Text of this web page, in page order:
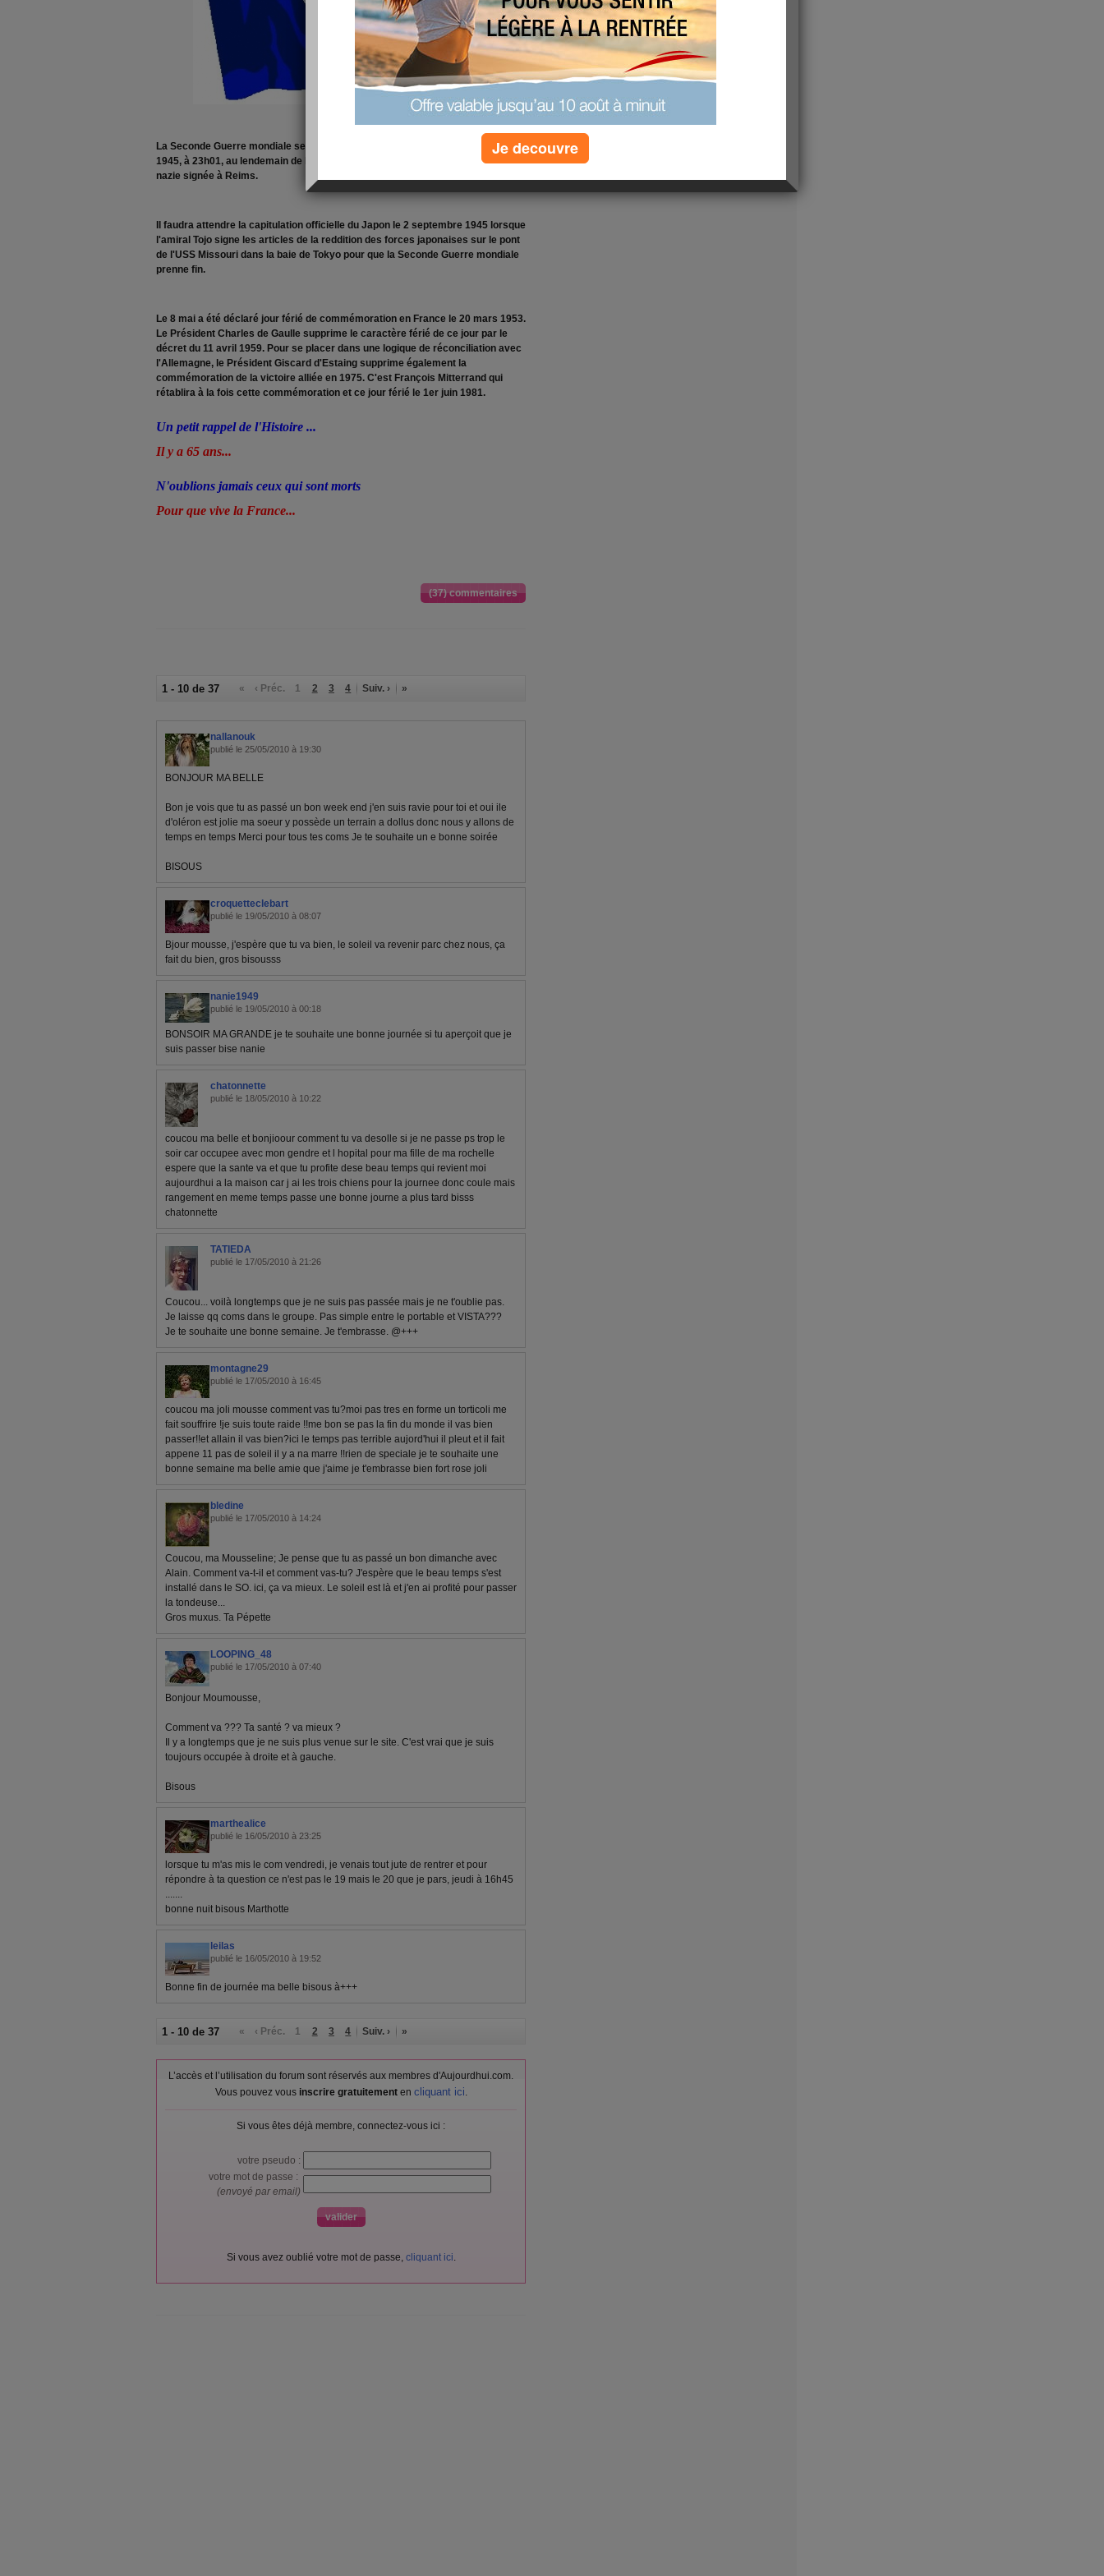
La Seconde Guerre mondiale se termina officiellement en Europe le 8 mai
1945, à 23h01, au lendemain de la capitulation sans condition de l'Allemagne
nazie signée à Reims.
Il faudra attendre la capitulation officielle du Japon le 2 septembre 1945 lorsque
l'amiral Tojo signe les articles de la reddition des forces japonaises sur le pont
de l'USS Missouri dans la baie de Tokyo pour que la Seconde Guerre mondiale
prenne fin.
Le 8 mai a été déclaré jour férié de commémoration en France le 20 mars 1953.
Le Président Charles de Gaulle supprime le caractère férié de ce jour par le
décret du 11 avril 1959. Pour se placer dans une logique de réconciliation avec
l'Allemagne, le Président Giscard d'Estaing supprime également la
commémoration de la victoire alliée en 1975. C'est François Mitterrand qui
rétablira à la fois cette commémoration et ce jour férié le 1er juin 1981.
Un petit rappel de l'Histoire ...
Il y a 65 ans...
N'oublions jamais ceux qui sont morts
Pour que vive la France...
(37) commentaires
1 - 10 de 37 « ‹ Préc. 1 2 3 4 Suiv. › »
nallanouk
publié le 25/05/2010 à 19:30
BONJOUR MA BELLE
Bon je vois que tu as passé un bon week end j'en suis ravie pour toi et oui ile
d'oléron est jolie ma soeur y possède un terrain a dollus donc nous y allons de
temps en temps Merci pour tous tes coms Je te souhaite un e bonne soirée
BISOUS
croquetteclebart
publié le 19/05/2010 à 08:07
Bjour mousse, j'espère que tu va bien, le soleil va revenir parc chez nous, ça
fait du bien, gros bisousss
nanie1949
publié le 19/05/2010 à 00:18
BONSOIR MA GRANDE je te souhaite une bonne journée si tu aperçoit que je
suis passer bise nanie
chatonnette
publié le 18/05/2010 à 10:22
coucou ma belle et bonjioour comment tu va desolle si je ne passe ps trop le
soir car occupee avec mon gendre et l hopital pour ma fille de ma rochelle
espere que la sante va et que tu profite dese beau temps qui revient moi
aujourdhui a la maison car j ai les trois chiens pour la journee donc coule mais
rangement en meme temps passe une bonne journe a plus tard bisss
chatonnette
TATIEDA
publié le 17/05/2010 à 21:26
Coucou... voilà longtemps que je ne suis pas passée mais je ne t'oublie pas.
Je laisse qq coms dans le groupe. Pas simple entre le portable et VISTA???
Je te souhaite une bonne semaine. Je t'embrasse. @+++
montagne29
publié le 17/05/2010 à 16:45
coucou ma joli mousse comment vas tu?moi pas tres en forme un torticoli me
fait souffrire !je suis toute raide !!me bon se pas la fin du monde il vas bien
passer!!et allain il vas bien?ici le temps pas terrible aujord'hui il pleut et il fait
appene 11 pas de soleil il y a na marre !!rien de speciale je te souhaite une
bonne semaine ma belle amie que j'aime je t'embrasse bien fort rose joli
bledine
publié le 17/05/2010 à 14:24
Coucou, ma Mousseline; Je pense que tu as passé un bon dimanche avec
Alain. Comment va-t-il et comment vas-tu? J'espère que le beau temps s'est
installé dans le SO. ici, ça va mieux. Le soleil est là et j'en ai profité pour passer
la tondeuse...
Gros muxus. Ta Pépette
LOOPING_48
publié le 17/05/2010 à 07:40
Bonjour Moumousse,
Comment va ??? Ta santé ? va mieux ?
Il y a longtemps que je ne suis plus venue sur le site. C'est vrai que je suis
toujours occupée à droite et à gauche.
Bisous
marthealice
publié le 16/05/2010 à 23:25
lorsque tu m'as mis le com vendredi, je venais tout jute de rentrer et pour
répondre à ta question ce n'est pas le 19 mais le 20 que je pars, jeudi à 16h45
.......
bonne nuit bisous Marthotte
leilas
publié le 16/05/2010 à 19:52
Bonne fin de journée ma belle bisous à+++
1 - 10 de 37 « ‹ Préc. 1 2 3 4 Suiv. › »
L’accès et l’utilisation du forum sont réservés aux membres d'Aujourdhui.com.
Vous pouvez vous inscrire gratuitementen cliquant ici.
Si vous êtes déjà membre, connectez-vous ici :
votre pseudo :
votre mot de passe :
(envoyé par email)
Si vous avez oublié votre mot de passe, cliquant ici.
Je decouvre